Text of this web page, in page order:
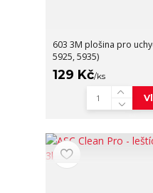
603 3M plošina pro
5925, 5935)
129 Kč/ks